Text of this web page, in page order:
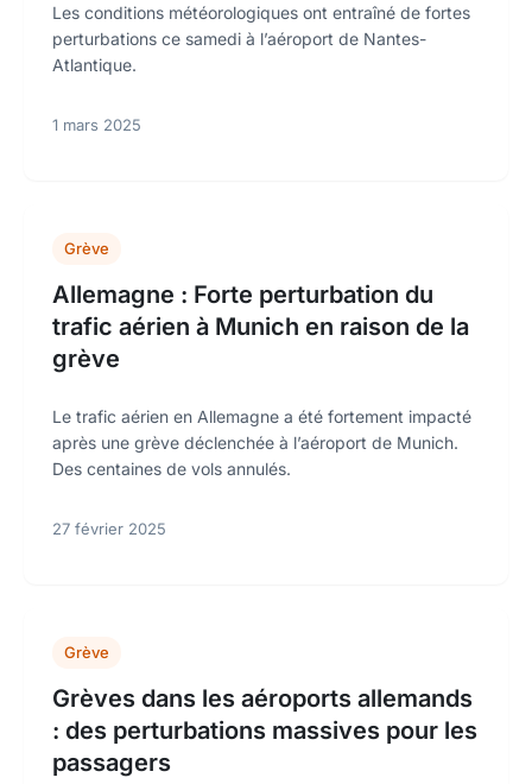
Les conditions météorologiques ont entraîné de fortes
perturbations ce samedi à l’aéroport de Nantes-
Atlantique.
1 mars 2025
Grève
Allemagne : Forte perturbation du
trafic aérien à Munich en raison de la
grève
Le trafic aérien en Allemagne a été fortement impacté
après une grève déclenchée à l’aéroport de Munich.
Des centaines de vols annulés.
27 février 2025
Grève
Grèves dans les aéroports allemands
: des perturbations massives pour les
passagers